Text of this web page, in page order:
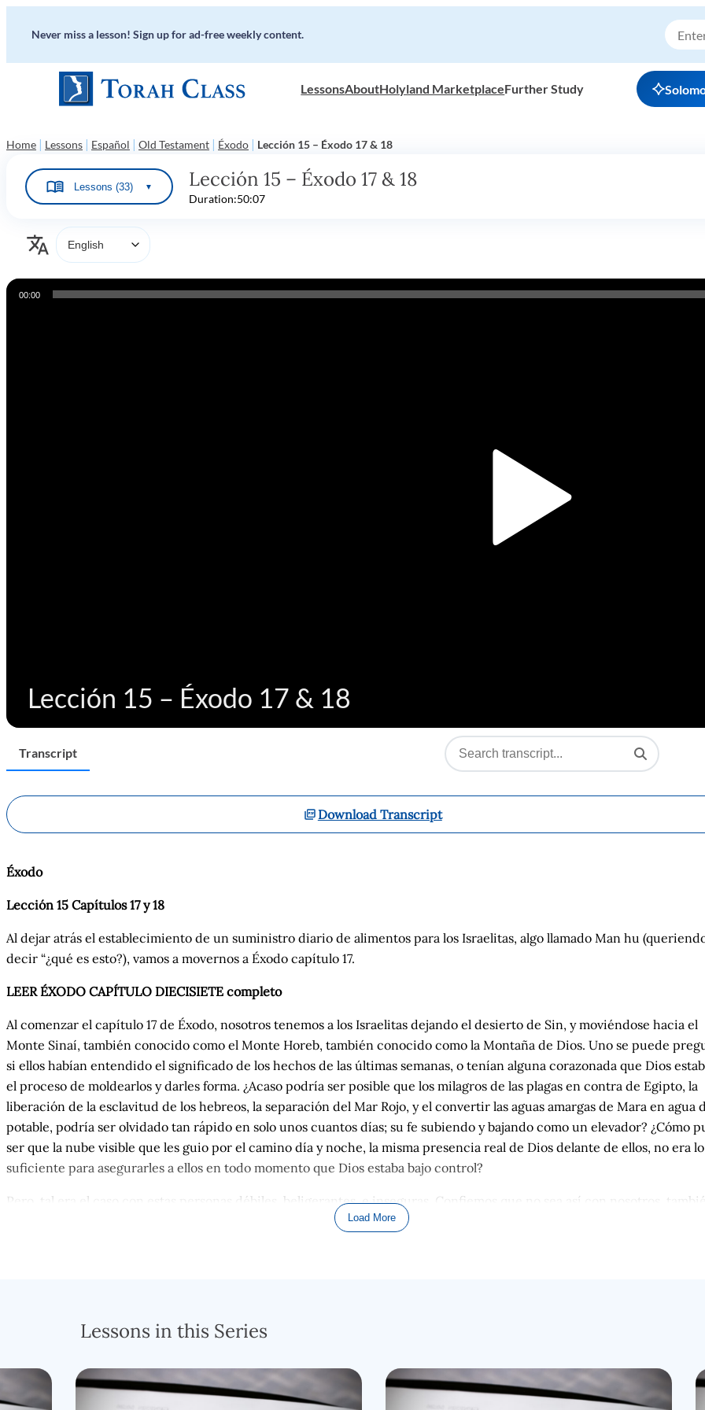
Never miss a lesson! Sign up for ad-free weekly content.
LessonsAboutHolyland MarketplaceFurther Study
Home | Lessons | Español | Old Testament | Éxodo | Lección 15 – Éxodo 17 & 18
Lessons (33) ▼ Lección 15 – Éxodo 17 & 18
Duration:50:07
Audio00:00
Lección 15 – Éxodo 17 & 18
Transcript
Download Transcript
Éxodo
Lección 15 Capítulos 17 y 18
Al dejar atrás el establecimiento de un suministro diario de alimentos para los Israelitas, algo llamado Man hu
decir “¿qué es esto?), vamos a movernos a Éxodo capítulo 17.
LEER ÉXODO CAPÍTULO DIECISIETE completo
Al comenzar el capítulo 17 de Éxodo, nosotros tenemos a los Israelitas dejando el desierto de Sin, y moviéndose hacia el
Monte Sinaí, también conocido como el Monte Horeb, también conocido como la Montaña de Dios. Uno se puede
si ellos habían entendido el significado de los hechos de las últimas semanas, o tenían alguna corazonada que Dios
el proceso de moldearlos y darles forma. ¿Acaso podría ser posible que los milagros de las plagas en contra de Egipto, la
liberación de la esclavitud de los hebreos, la separación del Mar Rojo, y el convertir las aguas amargas de Mara en agua
potable, podría ser olvidado tan rápido en solo unos cuantos días; su fe subiendo y bajando como un elevador? ¿Cómo
ser que la nube visible que les guio por el camino día y noche, la misma presencia real de Dios delante de ellos, no era lo
suficiente para asegurarles a ellos en todo momento que Dios estaba bajo control?
Pero, tal era el caso con estas personas débiles, beligerantes, e inseguras. Confiemos que no sea así con nosotros,
Jehová. Ahora, esta situación era un poco diferente que cuando necesitaron agua; por qué a donde Moisés los llevó esta
en
Madián….y yo sugiero que fue solo unas pocas millas de donde el pueblo de Israel estaba, sediento, en ese mismo
momento. El solo los hubiese llevado a un lugar donde normalmente encontrarían agua. Así que, probablemente nosotros
Load More
Lessons in this Series